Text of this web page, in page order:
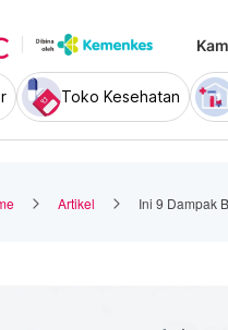
Toko Kesehatan
Artikel Ini 9 Dampak